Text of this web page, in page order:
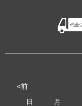
<前
日 月